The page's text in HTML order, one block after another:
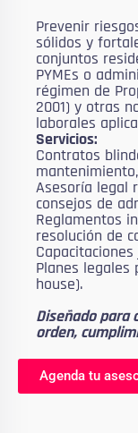
Prevenir
sólidos y
conjuntos
PYMEs o
régimen de
2001) y otras
laborales
Servicios:
Contratos
Asesoría legal
consejos de
Reglamentos
resolución de
Planes legales
house).
Diseñado para
orden,
Agenda tu